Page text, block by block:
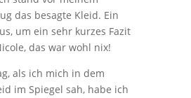
das besagte Kleid. Ein
um ein sehr kurzes Fazit
das war wohl nix!
als ich mich in dem
im Spiegel sah, habe ich